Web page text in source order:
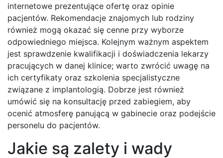
internetowe prezentujące ofertę oraz opinie
pacjentów. Rekomendacje znajomych lub rodziny
również mogą okazać się cenne przy wyborze
odpowiedniego miejsca. Kolejnym ważnym aspektem
jest sprawdzenie kwalifikacji i doświadczenia lekarzy
pracujących w danej klinice; warto zwrócić uwagę na
ich certyfikaty oraz szkolenia specjalistyczne
związane z implantologią. Dobrze jest również
umówić się na konsultację przed zabiegiem, aby
ocenić atmosferę panującą w gabinecie oraz podejście
personelu do pacjentów.
Jakie są zalety i wady